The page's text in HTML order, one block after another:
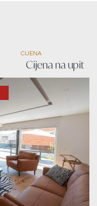
CIJENA
Cijena na upit